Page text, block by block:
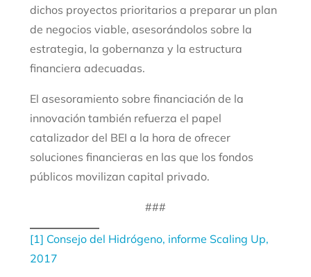
dichos proyectos prioritarios a preparar un plan
de negocios viable, asesorándolos sobre la
estrategia, la gobernanza y la estructura
financiera adecuadas.
El asesoramiento sobre financiación de la
innovación también refuerza el papel
catalizador del BEI a la hora de ofrecer
soluciones financieras en las que los fondos
públicos movilizan capital privado.
###
[1] Consejo del Hidrógeno, informe Scaling Up,
2017